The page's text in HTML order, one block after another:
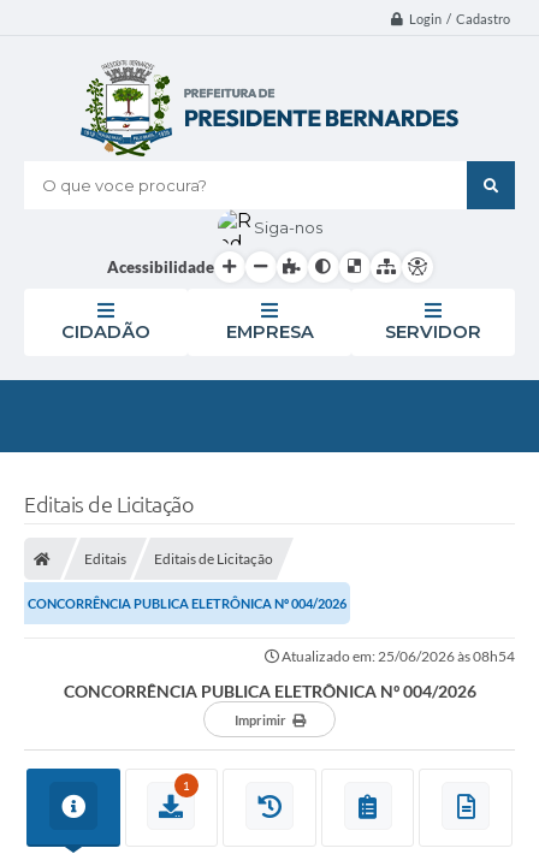
Login / Cadastro
O que voce procura?
Siga-nos
Acessibilidade
CIDADÃO EMPRESA SERVIDOR
Editais de Licitação
Editais Editais de Licitação
CONCORRÊNCIA PUBLICA ELETRÔNICA Nº 004/2026
Atualizado em: 25/06/2026 às 08h54
CONCORRÊNCIA PUBLICA ELETRÔNICA Nº 004/2026
Imprimir
1